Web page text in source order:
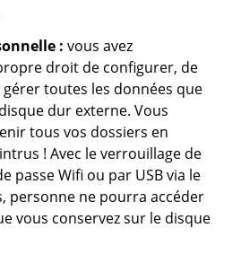
:vous avez
droit de configurer, de
toutes les données que
dur externe. Vous
tous vos dossiers en
! Avec le verrouillage de
passe Wifi ou par USB via le
personne ne pourra accéder
vous conservez sur le disque